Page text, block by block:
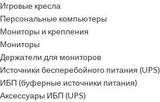
Игровые кресла
Персональные компьютеры
Мониторы и крепления
Мониторы
Держатели для мониторов
Источники бесперебойного питания (UPS)
ИБП (буферные источники питания)
Аксессуары ИБП (UPS)